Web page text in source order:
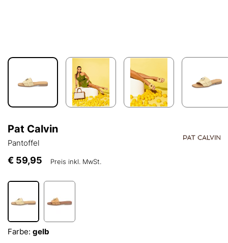
Pat Calvin
Pantoffel
€ 59,95 Preis inkl. MwSt.
Farbe: gelb